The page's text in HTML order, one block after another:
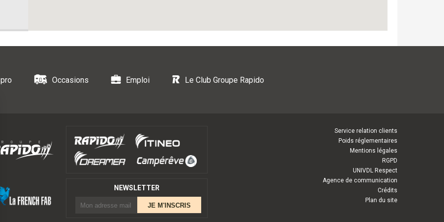
Occasions Emploi Le Club Groupe Rapido
NEWSLETTER
Service relation clients
Poids réglementaires
Mentions légales
RGPD
UNIVDL Respect
Agence de communication
Crédits
Plan du site